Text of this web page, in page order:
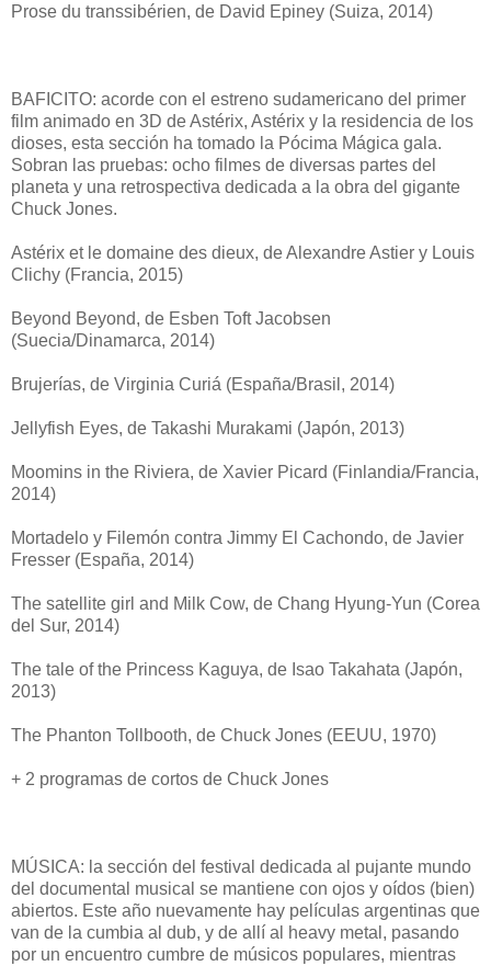
Prose du transsibérien, de David Epiney (Suiza, 2014)
BAFICITO: acorde con el estreno sudamericano del primer
film animado en 3D de Astérix, Astérix y la residencia de los
dioses, esta sección ha tomado la Pócima Mágica gala.
Sobran las pruebas: ocho filmes de diversas partes del
planeta y una retrospectiva dedicada a la obra del gigante
Chuck Jones.
Astérix et le domaine des dieux, de Alexandre Astier y Louis
Clichy (Francia, 2015)
Beyond Beyond, de Esben Toft Jacobsen
(Suecia/Dinamarca, 2014)
Brujerías, de Virginia Curiá (España/Brasil, 2014)
Jellyfish Eyes, de Takashi Murakami (Japón, 2013)
Moomins in the Riviera, de Xavier Picard (Finlandia/Francia,
2014)
Mortadelo y Filemón contra Jimmy El Cachondo, de Javier
Fresser (España, 2014)
The satellite girl and Milk Cow, de Chang Hyung-Yun (Corea
del Sur, 2014)
The tale of the Princess Kaguya, de Isao Takahata (Japón,
2013)
The Phanton Tollbooth, de Chuck Jones (EEUU, 1970)
+ 2 programas de cortos de Chuck Jones
MÚSICA: la sección del festival dedicada al pujante mundo
del documental musical se mantiene con ojos y oídos (bien)
abiertos. Este año nuevamente hay películas argentinas que
van de la cumbia al dub, y de allí al heavy metal, pasando
por un encuentro cumbre de músicos populares, mientras